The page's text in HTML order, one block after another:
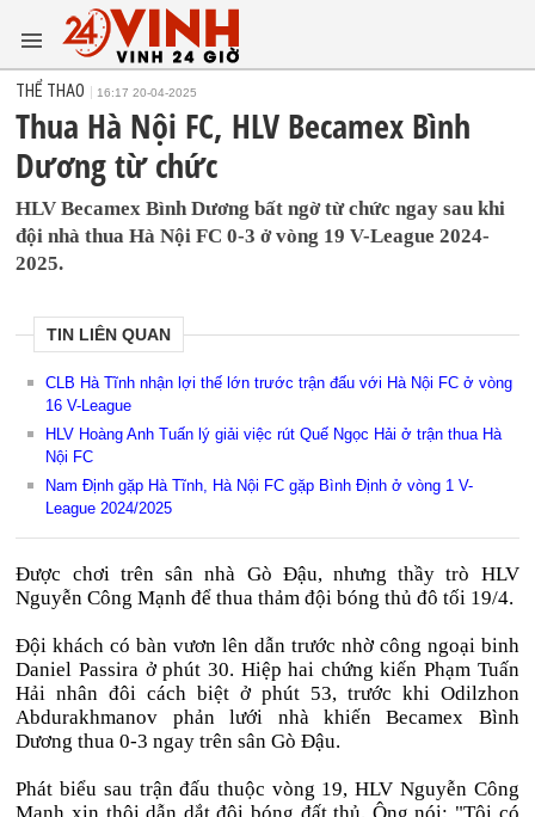
THỂ THAO 16:17 20-04-2025
Thua Hà Nội FC, HLV Becamex Bình
Dương từ chức
HLV Becamex Bình Dương bất ngờ từ chức ngay sau khi
đội nhà thua Hà Nội FC 0-3 ở vòng 19 V-League 2024-
2025.
TIN LIÊN QUAN
CLB Hà Tĩnh nhận lợi thế lớn trước trận đấu với Hà Nội FC ở vòng
16 V-League
HLV Hoàng Anh Tuấn lý giải việc rút Quế Ngọc Hải ở trận thua Hà
Nội FC
Nam Định gặp Hà Tĩnh, Hà Nội FC gặp Bình Định ở vòng 1 V-
League 2024/2025
Được chơi trên sân nhà Gò Đậu, nhưng thầy trò HLV
Nguyễn Công Mạnh để thua thảm đội bóng thủ đô tối 19/4.
Đội khách có bàn vươn lên dẫn trước nhờ công ngoại binh
Daniel Passira ở phút 30. Hiệp hai chứng kiến Phạm Tuấn
Hải nhân đôi cách biệt ở phút 53, trước khi Odilzhon
Abdurakhmanov phản lưới nhà khiến Becamex Bình
Dương thua 0-3 ngay trên sân Gò Đậu.
Phát biểu sau trận đấu thuộc vòng 19, HLV Nguyễn Công